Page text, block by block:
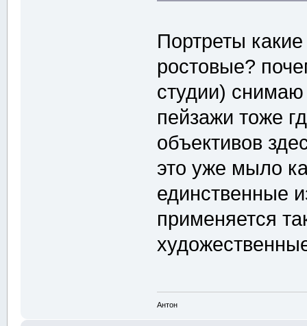
Портреты
ростовые?
студии)
пейзажи тоже
объективов
это уже мыло
единственные
применяется
Антон